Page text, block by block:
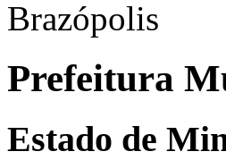
Prefeitura
Estado de